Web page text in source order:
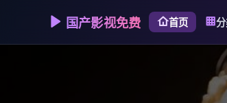
国产影视免费 首页